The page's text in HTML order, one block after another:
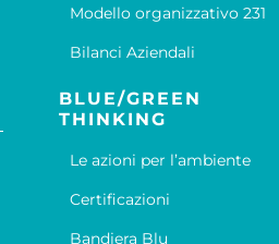
Modello organizzativo 231
Bilanci Aziendali
BLUE/GREEN
THINKING
Le azioni per l’ambiente
Certificazioni
Bandiera Blu